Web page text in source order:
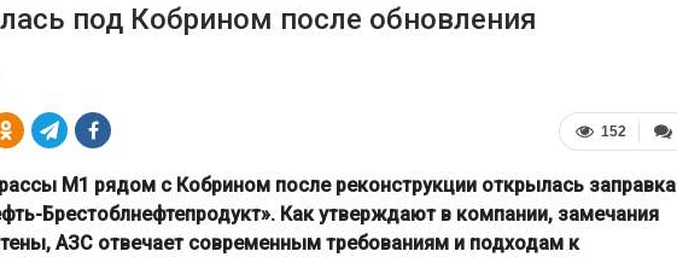
под Кобрином после обновления
152
М1 рядом с Кобрином после реконструкции открылась заправка
Брестоблнефтепродукт». Как утверждают в компании, замечания
АЗС отвечает современным требованиям и подходам к